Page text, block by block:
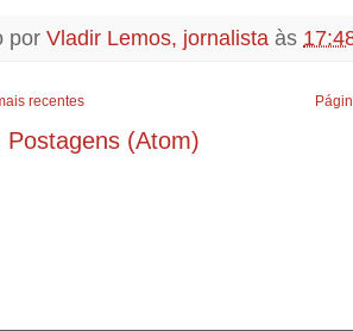
por Vladir Lemos, jornalista às
recentes
Postagens (Atom)